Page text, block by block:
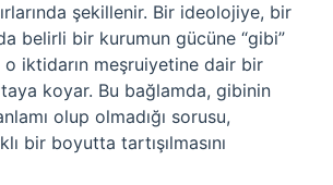
şekillenir. Bir ideolojiye, bir
belirli bir kurumun gücüne “gibi”
o iktidarın meşruiyetine dair bir
koyar. Bu bağlamda, gibinin
olup olmadığı sorusu,
bir boyutta tartışılmasını